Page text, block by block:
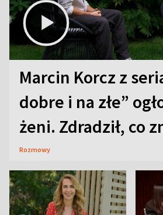
Marcin Korcz z
dobre i na złe”
żeni. Zdradził, co
Rozmowy